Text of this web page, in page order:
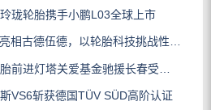
珑轮胎携手小鹏L03全球上市
古德伍德，以轮胎科技挑战性能边界
进灯塔关爱基金驰援长春受灾门店
VS6斩获德国TÜV SÜD高阶认证